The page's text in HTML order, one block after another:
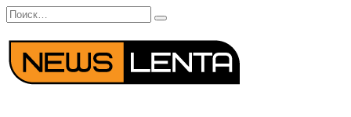
Перейти
к
содержанию
Search
for: